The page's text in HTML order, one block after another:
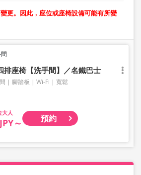
更。因此，座位或座椅設備可能有所變
排座椅【洗手間】／名鐵巴士
腳踏板 Wi-Fi 寬鬆
大人
～ 預約